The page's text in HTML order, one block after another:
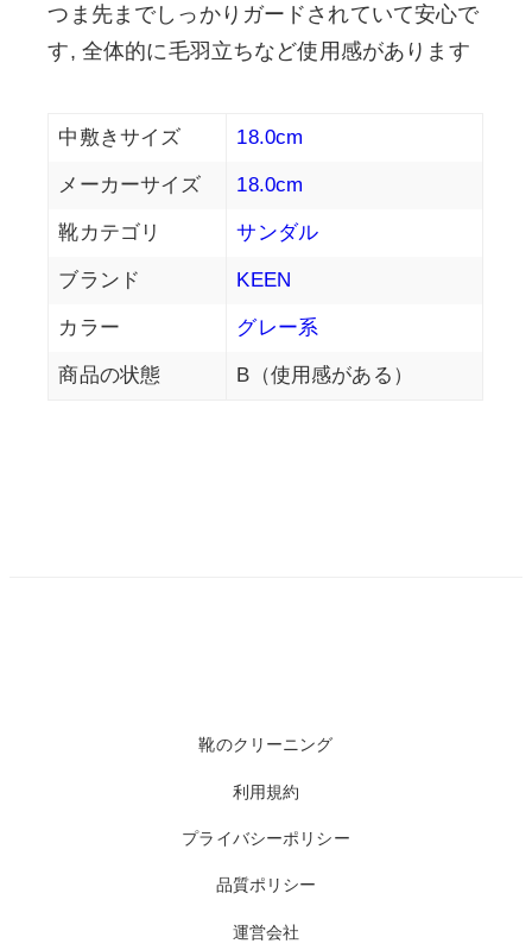
つま先までしっかりガードされていて安心で
す, 全体的に毛羽立ちなど使用感があります
中敷きサイズ 18.0cm
メーカーサイズ 18.0cm
靴カテゴリ サンダル
ブランド KEEN
カラー グレー系
商品の状態 B（使用感がある）
靴のクリーニング
利用規約
プライバシーポリシー
品質ポリシー
運営会社